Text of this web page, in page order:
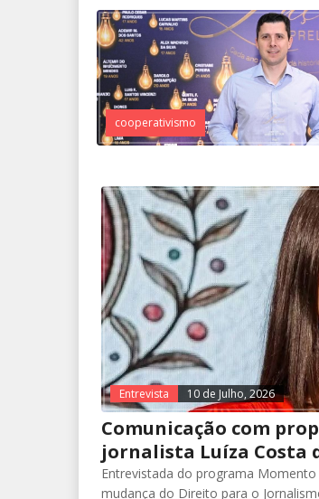
cooperativismo
Entrevista 10 de Julho, 2026
Comunicação com
jornalista Luíza Costa
Entrevistada do programa
mudança do Direito para o